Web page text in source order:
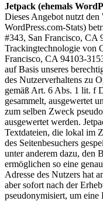
Jetpack (ehemals
Dieses Angebot nutzt den
WordPress.com-Stats)
#343, San Francisco, CA
Trackingtechnologie von
Francisco, CA 94103-
auf Basis unseres
des Nutzerverhaltens zu
gemäß Art. 6 Abs. 1 lit. f
gesammelt, ausgewertet
zum selben Zweck
ausgewertet werden.
Textdateien, die lokal im
des Seitenbesuchers
unter anderem dazu, den
ermöglichen so eine
Adresse des Nutzers hat
aber sofort nach der
pseudonymisiert, um eine